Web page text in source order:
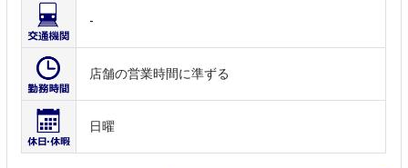
-
店舗の営業時間に準ずる
日曜